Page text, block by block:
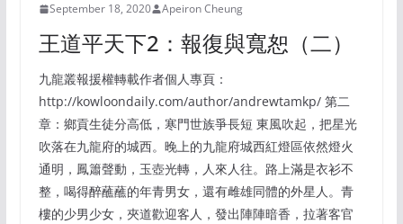
September 18, 2020 Apeiron Cheung
王道平天下2：報復與寬恕（二）
九龍叢報援權轉載作者個人專頁：
http://kowloondaily.com/author/andrewtamkp/ 第二
章：鄉貢生徒分高低，寒門世族爭長短 東風吹起，把星光
吹落在九龍府的城西。晚上的九龍府城西紅燈區依然燈火
通明，鳳簫聲動，玉壺光轉，人來人往。路上滿是衣衫不
整，喝得醉蘸蘸的年青男女，還有雌雄同體的外星人。青
樓的少男少女，夾道歡迎客人，發出陣陣暗香，拉著客官